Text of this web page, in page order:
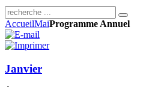
AccueilMaiProgramme Annuel
Janvier